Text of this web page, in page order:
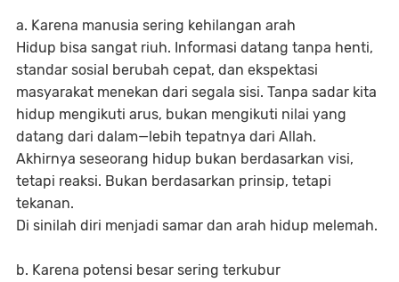
a. Karena manusia sering kehilangan arah
Hidup bisa sangat riuh. Informasi datang tanpa henti,
standar sosial berubah cepat, dan ekspektasi
masyarakat menekan dari segala sisi. Tanpa sadar kita
hidup mengikuti arus, bukan mengikuti nilai yang
datang dari dalam—lebih tepatnya dari Allah.
Akhirnya seseorang hidup bukan berdasarkan visi,
tetapi reaksi. Bukan berdasarkan prinsip, tetapi
tekanan.
Di sinilah diri menjadi samar dan arah hidup melemah.
b. Karena potensi besar sering terkubur